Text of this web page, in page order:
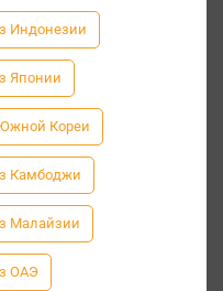
Индонезии
Японии
Кореи
Камбоджи
Малайзии
ОАЭ